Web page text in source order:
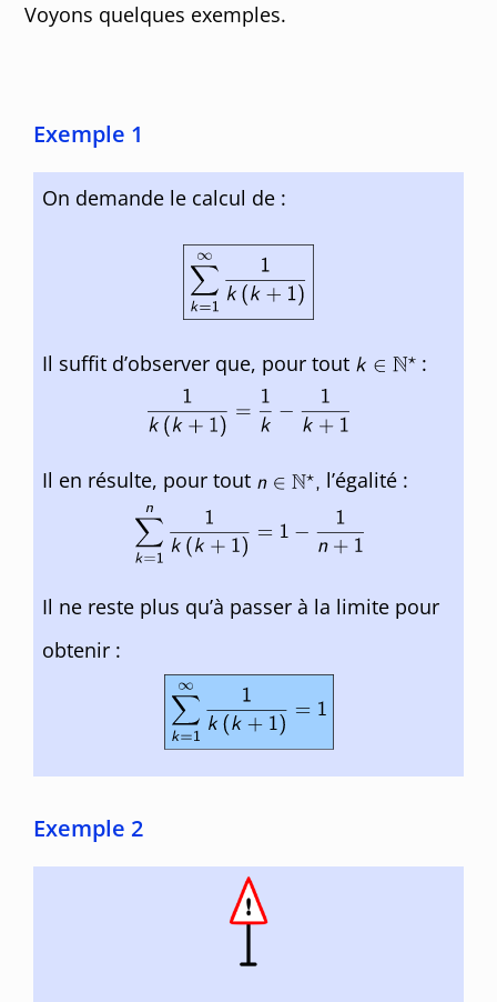
Voyons quelques exemples.
Exemple 1
On demande le calcul de :
Il suffit d’observer que, pour tout :
Il en résulte, pour tout l’égalité :
Il ne reste plus qu’à passer à la limite pour
obtenir :
Exemple 2